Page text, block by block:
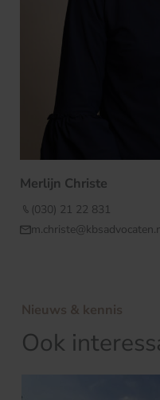
Merlijn Christe
(030) 21 22 831
Nieuws & kennis
Ook